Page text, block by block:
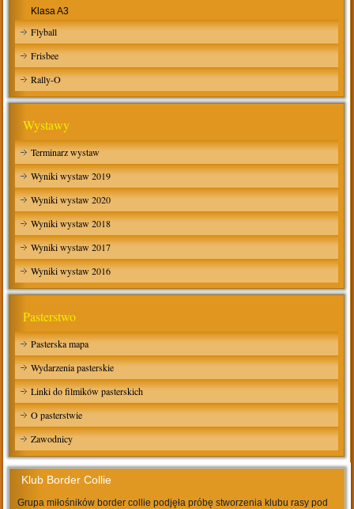
Klasa A3
Flyball
Frisbee
Rally-O
Wystawy
Terminarz wystaw
Wyniki wystaw 2019
Wyniki wystaw 2020
Wyniki wystaw 2018
Wyniki wystaw 2017
Wyniki wystaw 2016
Pasterstwo
Pasterska mapa
Wydarzenia pasterskie
Linki do filmików pasterskich
O pasterstwie
Zawodnicy
Klub Border Collie
Grupa miłośników border collie podjęła próbę stworzenia klubu rasy pod